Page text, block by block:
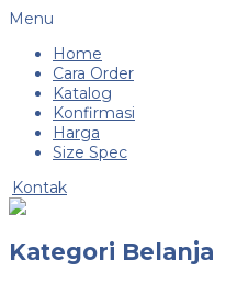
Menu
Home
Cara Order
Katalog
Konfirmasi
Harga
Size Spec
Kontak
Kategori Belanja